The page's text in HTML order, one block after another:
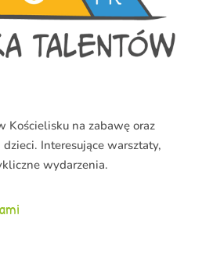
Kościelisku na zabawę oraz
Interesujące warsztaty,
wydarzenia.